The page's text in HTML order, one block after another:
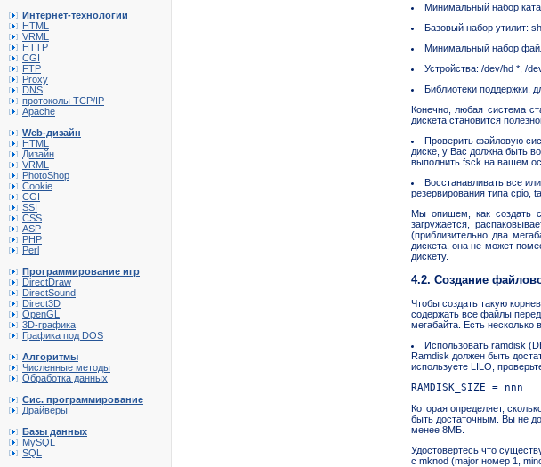
Интернет-технологии
HTML
VRML
HTTP
CGI
FTP
Proxy
DNS
протоколы TCP/IP
Apache
Web-дизайн
HTML
Дизайн
VRML
PhotoShop
Cookie
CGI
SSI
CSS
ASP
PHP
Perl
Программирование игр
DirectDraw
DirectSound
Direct3D
OpenGL
3D-графика
Графика под DOS
Алгоритмы
Численные методы
Обработка данных
Сис. программирование
Драйверы
Базы данных
MySQL
SQL
Минимальный набор
Базовый набор утилит:
Минимальный набор
Устройства: /dev/hd *, /
Библиотеки поддержки,
Конечно, любая система
дискета становится
Проверить файловую
диске, у Вас должна быть
выполнить fsck на вашем
Восстанавливать все
резервирования типа cpio,
Мы опишем, как создать
загружается,
(приблизительно два
дискета, она не может
дискету.
4.2. Создание
Чтобы создать такую
содержать все файлы
мегабайта. Есть несколько
Использовать ramdisk
Ramdisk должен быть
используете LILO,
RAMDISK_SIZE = nnn
Которая определяет,
быть достаточным. Вы не
менее 8МБ.
Удостовертесь что
с mknod (major номер 1,